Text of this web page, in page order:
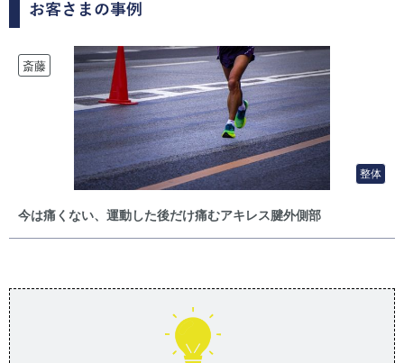
お客さまの事例
斎藤
整体
今は痛くない、運動した後だけ痛むアキレス腱外側部